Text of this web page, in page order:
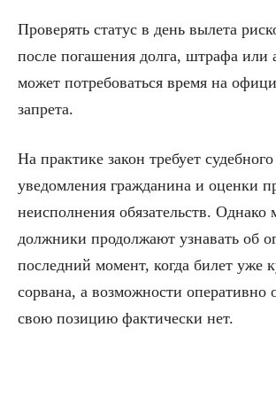
Проверять статус в день вылета
после погашения долга, штрафа или
может потребоваться время на
запрета.
На практике закон требует
уведомления гражданина и оценки
неисполнения обязательств. Однако
должники продолжают узнавать об
последний момент, когда билет уже
сорвана, а возможности оперативно
свою позицию фактически нет.